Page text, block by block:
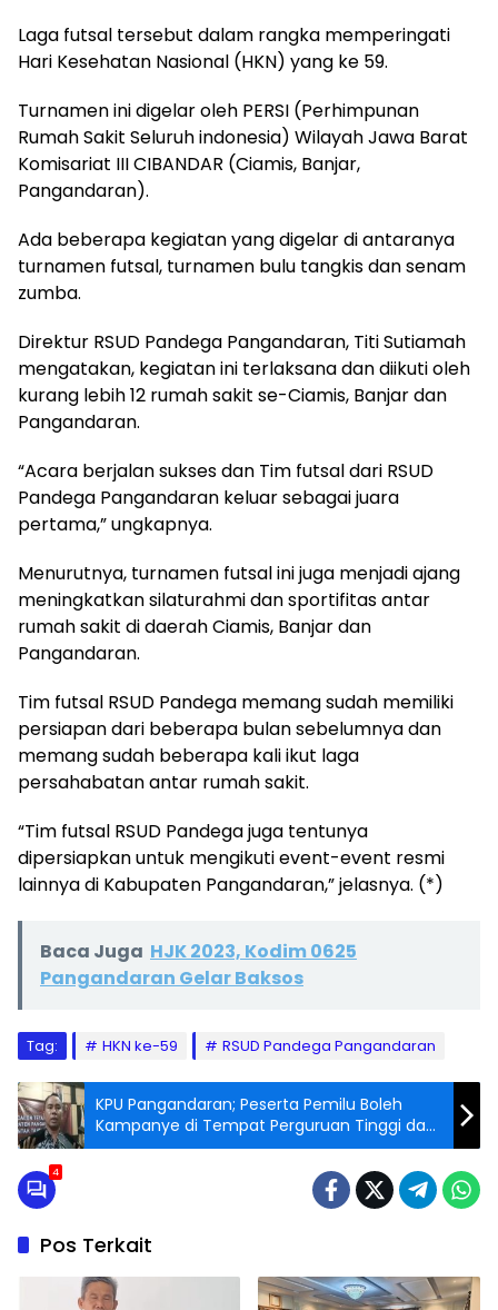
Laga futsal tersebut dalam rangka memperingati
Hari Kesehatan Nasional (HKN) yang ke 59.
Turnamen ini digelar oleh PERSI (Perhimpunan
Rumah Sakit Seluruh indonesia) Wilayah Jawa Barat
Komisariat III CIBANDAR (Ciamis, Banjar,
Pangandaran).
Ada beberapa kegiatan yang digelar di antaranya
turnamen futsal, turnamen bulu tangkis dan senam
zumba.
Direktur RSUD Pandega Pangandaran, Titi Sutiamah
mengatakan, kegiatan ini terlaksana dan diikuti oleh
kurang lebih 12 rumah sakit se-Ciamis, Banjar dan
Pangandaran.
“Acara berjalan sukses dan Tim futsal dari RSUD
Pandega Pangandaran keluar sebagai juara
pertama,” ungkapnya.
Menurutnya, turnamen futsal ini juga menjadi ajang
meningkatkan silaturahmi dan sportifitas antar
rumah sakit di daerah Ciamis, Banjar dan
Pangandaran.
Tim futsal RSUD Pandega memang sudah memiliki
persiapan dari beberapa bulan sebelumnya dan
memang sudah beberapa kali ikut laga
persahabatan antar rumah sakit.
“Tim futsal RSUD Pandega juga tentunya
dipersiapkan untuk mengikuti event-event resmi
lainnya di Kabupaten Pangandaran,” jelasnya. (*)
Baca Juga HJK 2023, Kodim 0625
Pangandaran Gelar Baksos
Tag: HKN ke-59 RSUD Pandega Pangandaran
KPU Pangandaran; Peserta Pemilu Boleh
Kampanye di Tempat Perguruan Tinggi dan
Gedung Milik Pemerintah
4
Pos Terkait